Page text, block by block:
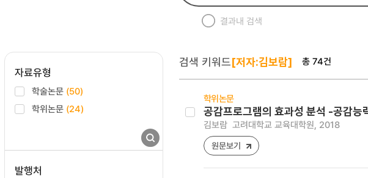
결과내 검색
자료유형
학술논문 (50)
학위논문 (24)
발행처
검색 키워드[저자:김보람] 총 74건
학위논문
공감프로그램의 효과성 분석 -공감능
김보람 고려대학교 교육대학원, 2018
원문보기